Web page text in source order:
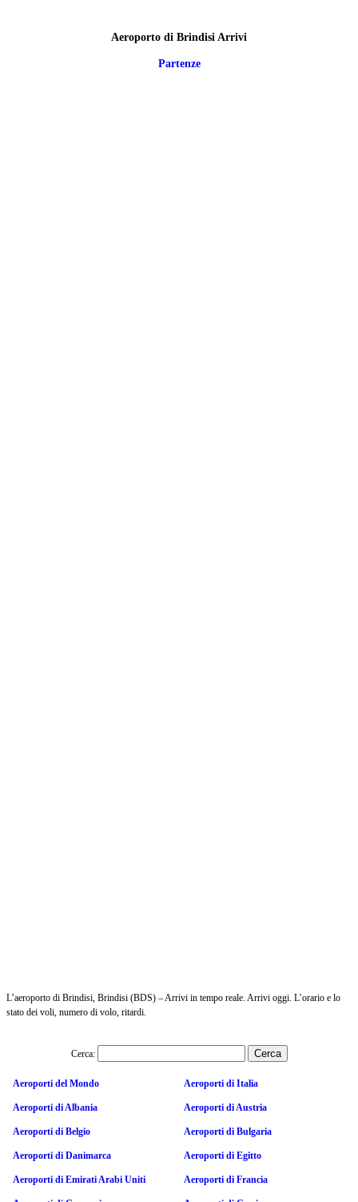
Aeroporto di Brindisi Arrivi
Partenze
L’aeroporto di Brindisi, Brindisi (BDS) – Arrivi in tempo reale. Arrivi oggi. L’orario e lo
stato dei voli, numero di volo, ritardi.
Cerca:
Aeroporti del Mondo Aeroporti di Italia
Aeroporti di Albania Aeroporti di Austria
Aeroporti di Belgio Aeroporti di Bulgaria
Aeroporti di Danimarca Aeroporti di Egitto
Aeroporti di Emirati Arabi Uniti Aeroporti di Francia